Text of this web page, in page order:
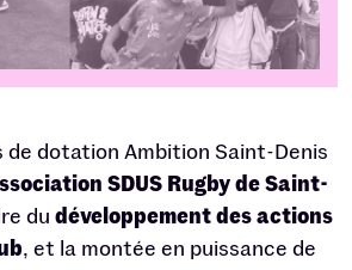
de dotation Ambition Saint-Denis
SDUS Rugby de Saint-
du développement des actions
, et la montée en puissance de